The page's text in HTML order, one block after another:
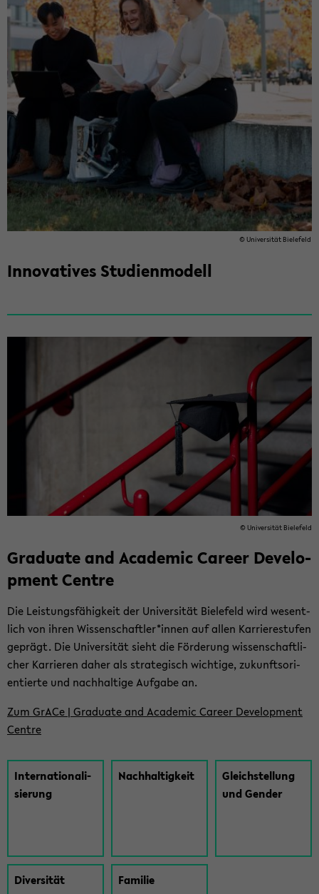
© Uni­ver­si­tät Bie­le­feld
In­no­va­ti­ves Stu­di­en­mo­dell
© Uni­ver­si­tät Bie­le­feld
Gra­dua­te and Aca­de­mic Ca­re­er De­ve­lo­
p­ment Cent­re
Die Leis­tungs­fä­hig­keit der Uni­ver­si­tät Bie­le­feld wird we­sent­
lich von ihren Wis­sen­schaft­ler*innen auf allen Kar­rie­re­stu­fen
ge­prägt. Die Uni­ver­si­tät sieht die För­de­rung wis­sen­schaft­li­
cher Kar­rie­ren daher als stra­te­gisch wich­ti­ge, zu­kunfts­ori­
en­tier­te und nach­hal­ti­ge Auf­ga­be an.
Zum GrACe | Gra­dua­te and Aca­de­mic Ca­re­er De­ve­lo­p­ment
Cent­re
In­ter­na­tio­na­li­
sie­rung
Nach­hal­tig­keit
Gleich­stel­lung
und Gen­der
Di­ver­si­tät Fa­mi­lie